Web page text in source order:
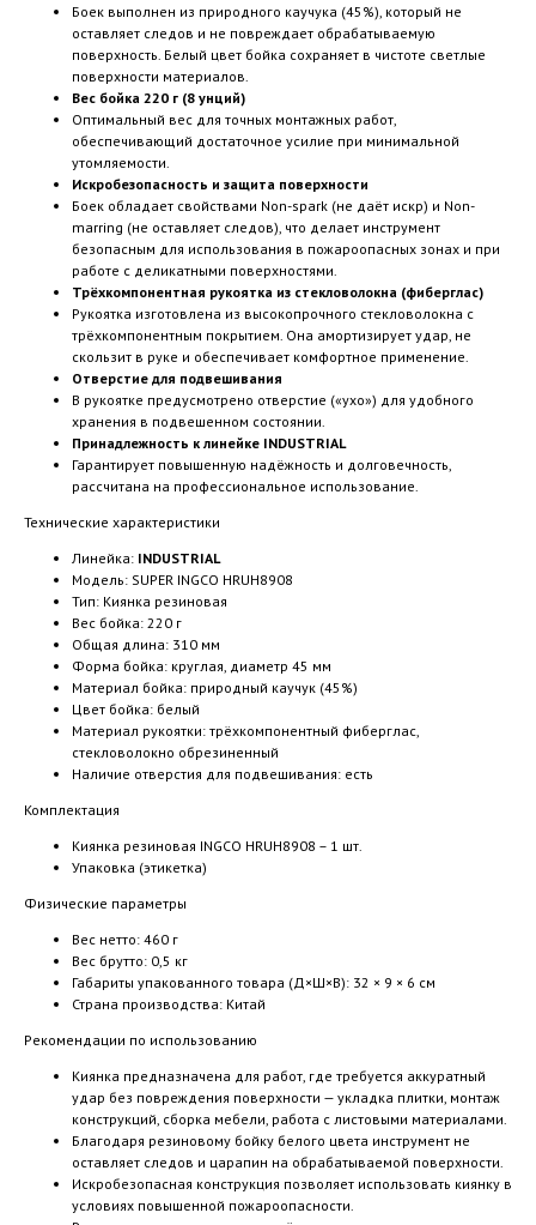
Боек выполнен из природного каучука (45%), который не
оставляет следов и не повреждает обрабатываемую
поверхность. Белый цвет бойка сохраняет в чистоте светлые
поверхности материалов.
Вес бойка 220 г (8 унций)
Оптимальный вес для точных монтажных работ,
обеспечивающий достаточное усилие при минимальной
утомляемости.
Искробезопасность и защита поверхности
Боек обладает свойствами Non-spark (не даёт искр) и Non-
marring (не оставляет следов), что делает инструмент
безопасным для использования в пожароопасных зонах и при
работе с деликатными поверхностями.
Трёхкомпонентная рукоятка из стекловолокна (фиберглас)
Рукоятка изготовлена из высокопрочного стекловолокна с
трёхкомпонентным покрытием. Она амортизирует удар, не
скользит в руке и обеспечивает комфортное применение.
Отверстие для подвешивания
В рукоятке предусмотрено отверстие («ухо») для удобного
хранения в подвешенном состоянии.
Принадлежность к линейке INDUSTRIAL
Гарантирует повышенную надёжность и долговечность,
рассчитана на профессиональное использование.
Технические характеристики
Линейка: INDUSTRIAL
Модель: SUPER INGCO HRUH8908
Тип: Киянка резиновая
Вес бойка: 220 г
Общая длина: 310 мм
Форма бойка: круглая, диаметр 45 мм
Материал бойка: природный каучук (45%)
Цвет бойка: белый
Материал рукоятки: трёхкомпонентный фиберглас,
стекловолокно обрезиненный
Наличие отверстия для подвешивания: есть
Комплектация
Киянка резиновая INGCO HRUH8908 – 1 шт.
Упаковка (этикетка)
Физические параметры
Вес нетто: 460 г
Вес брутто: 0,5 кг
Габариты упакованного товара (Д×Ш×В): 32 × 9 × 6 см
Страна производства: Китай
Рекомендации по использованию
Киянка предназначена для работ, где требуется аккуратный
удар без повреждения поверхности — укладка плитки, монтаж
конструкций, сборка мебели, работа с листовыми материалами.
Благодаря резиновому бойку белого цвета инструмент не
оставляет следов и царапин на обрабатываемой поверхности.
Искробезопасная конструкция позволяет использовать киянку в
условиях повышенной пожароопасности.